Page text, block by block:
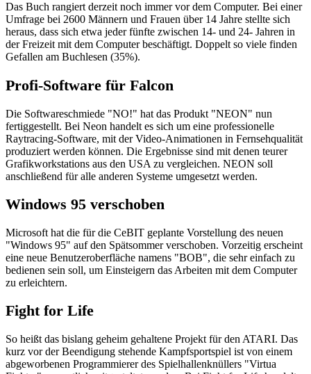
Das Buch rangiert derzeit noch immer vor dem Computer. Bei einer
Umfrage bei 2600 Männern und Frauen über 14 Jahre stellte sich
heraus, dass sich etwa jeder fünfte zwischen 14- und 24- Jahren in
der Freizeit mit dem Computer beschäftigt. Doppelt so viele finden
Gefallen am Buchlesen (35%).
Profi-Software für Falcon
Die Softwareschmiede "NO!" hat das Produkt "NEON" nun
fertiggestellt. Bei Neon handelt es sich um eine professionelle
Raytracing-Software, mit der Video-Animationen in Fernsehqualität
produziert werden können. Die Ergebnisse sind mit denen teurer
Grafikworkstations aus den USA zu vergleichen. NEON soll
anschließend für alle anderen Systeme umgesetzt werden.
Windows 95 verschoben
Microsoft hat die für die CeBIT geplante Vorstellung des neuen
"Windows 95" auf den Spätsommer verschoben. Vorzeitig erscheint
eine neue Benutzeroberfläche namens "BOB", die sehr einfach zu
bedienen sein soll, um Einsteigern das Arbeiten mit dem Computer
zu erleichtern.
Fight for Life
So heißt das bislang geheim gehaltene Projekt für den ATARI. Das
kurz vor der Beendigung stehende Kampfsportspiel ist von einem
abgeworbenen Programmierer des Spielhallenknüllers "Virtua